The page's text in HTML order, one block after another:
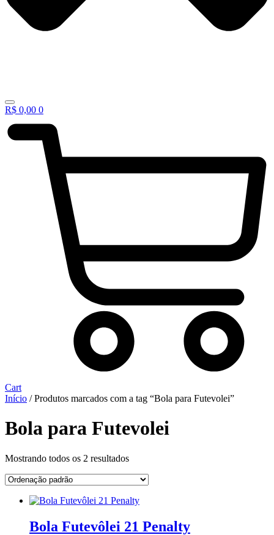
R$ 0,00 0
Cart
Início / Produtos marcados com a tag “Bola para Futevolei”
Bola para Futevolei
Mostrando todos os 2 resultados
Bola Futevôlei 21 Penalty